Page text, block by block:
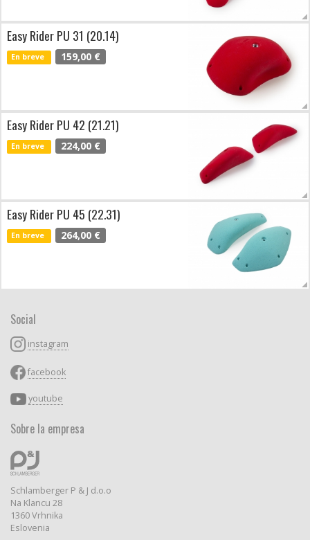
Easy Rider PU 31 (20.14)
En breve 159,00 €
Easy Rider PU 42 (21.21)
En breve 224,00 €
Easy Rider PU 45 (22.31)
En breve 264,00 €
Social
instagram
facebook
youtube
Sobre la empresa
Schlamberger P & J d.o.o
Na Klancu 28
1360 Vrhnika
Eslovenia